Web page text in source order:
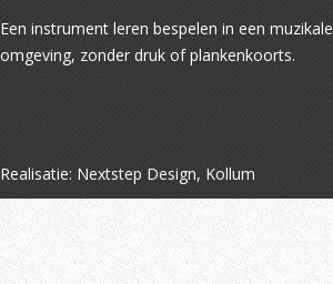
Een instrument leren bespelen in een muzikale
omgeving, zonder druk of plankenkoorts.
Realisatie: Nextstep Design, Kollum